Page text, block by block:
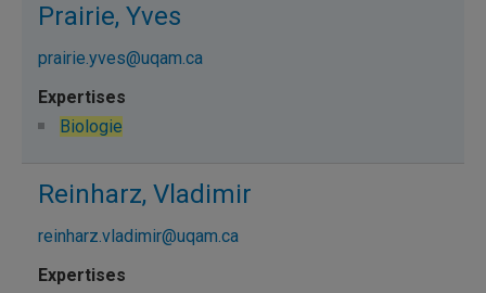
Prairie, Yves
prairie.yves@uqam.ca
Biologie
Reinharz, Vladimir
reinharz.vladimir@uqam.ca